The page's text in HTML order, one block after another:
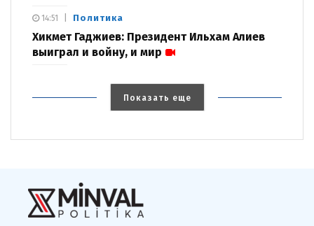
Политика
Хикмет Гаджиев: Президент Ильхам Алиев
выиграл и войну, и мир
14:51
Показать еще